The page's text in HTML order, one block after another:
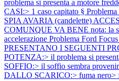
problema si presenta a motore
CASI:> 1 caso capitato §
SPIA AVARIA (candelette)
COMUNQUE VA BENE nota: la
accelerazione Problema Ford
PRESENTANO I SEGUENTI
POTENZA:> il problema si
SOFFIO:> il soffio sembra
DALLO SCARICO:> fuma nero>